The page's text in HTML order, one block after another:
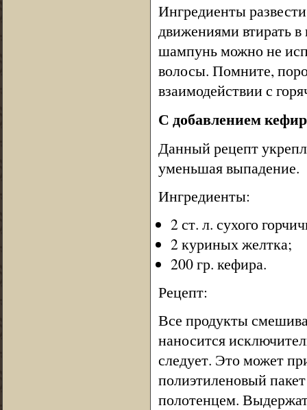
Ингредиенты
движениями втирать
шампунь можно не
волосы. Помните,
взаимодействии с
С добавлением
Данный рецепт
уменьшая выпадение.
Ингредиенты:
2 ст. л. сухого
2 куриных желтка;
200 гр. кефира.
Рецепт:
Все продукты
наносится
следует. Это может
полиэтиленовый
полотенцем.